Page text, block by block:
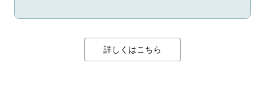
詳しくはこちら